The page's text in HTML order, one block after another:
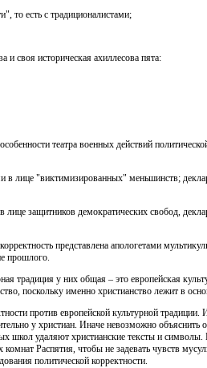
то есть с традиционалистами;
и своя историческая ахиллесова пята:
театра военных действий
в лице "виктимизированных" меньшинств;
лице защитников демократических свобод,
представлена апологетами
прошлого.
традиция у них общая – это европейская
поскольку именно христианство лежит в
против европейской культурной
у христиан. Иначе невозможно объяснить
школ удаляют христианские тексты и
Распятия, чтобы не задевать чувств
политической корректности.